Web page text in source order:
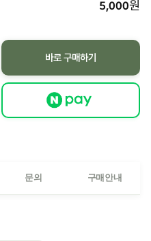
5,000원
바로 구매하기
문의 구매안내